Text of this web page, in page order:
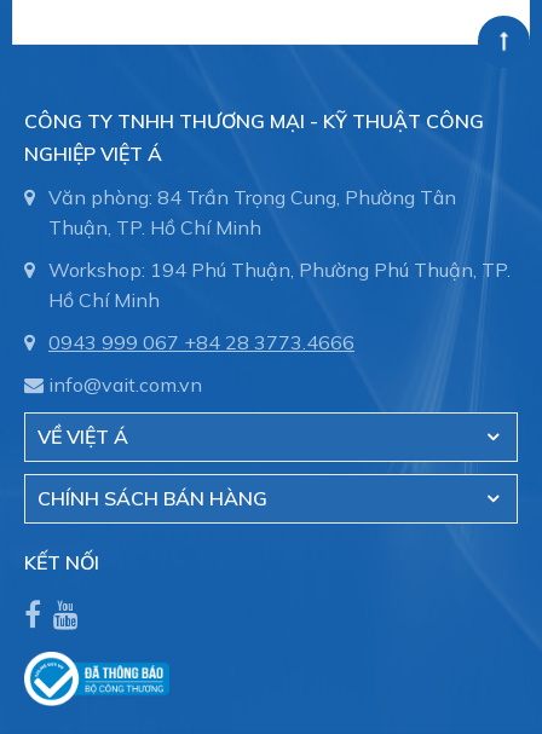
CÔNG TY TNHH THƯƠNG MẠI - KỸ THUẬT CÔNG
NGHIỆP VIỆT Á
Văn phòng: 84 Trần Trọng Cung, Phường Tân
Thuận, TP. Hồ Chí Minh
Workshop: 194 Phú Thuận, Phường Phú Thuận, TP.
Hồ Chí Minh
0943 999 067 +84 28 3773.4666
info@vait.com.vn
VỀ VIỆT Á
CHÍNH SÁCH BÁN HÀNG
KẾT NỐI